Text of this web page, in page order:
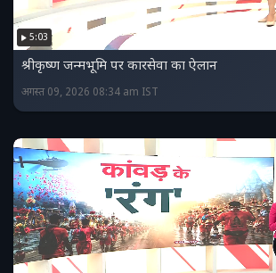
5:03
श्रीकृष्ण जन्मभूमि पर कारसेवा का ऐलान
अगस्त 09, 2026 08:34 am IST